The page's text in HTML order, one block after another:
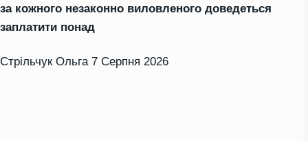
за кожного незаконно виловленого доведеться
заплатити понад
Стрільчук Ольга 7 Серпня 2026